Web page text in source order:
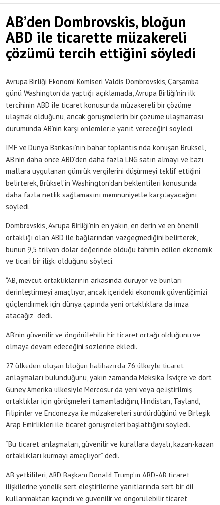
AB’den Dombrovskis, bloğun
ABD ile ticarette müzakereli
çözümü tercih ettiğini söyledi
Avrupa Birliği Ekonomi Komiseri Valdis Dombrovskis, Çarşamba
günü Washington’da yaptığı açıklamada, Avrupa Birliği’nin ilk
tercihinin ABD ile ticaret konusunda müzakereli bir çözüme
ulaşmak olduğunu, ancak görüşmelerin bir çözüme ulaşmaması
durumunda AB’nin karşı önlemlerle yanıt vereceğini söyledi.
IMF ve Dünya Bankası’nın bahar toplantısında konuşan Brüksel,
AB’nin daha önce ABD’den daha fazla LNG satın almayı ve bazı
mallara uygulanan gümrük vergilerini düşürmeyi teklif ettiğini
belirterek, Brüksel’in Washington’dan beklentileri konusunda
daha fazla netlik sağlamasını memnuniyetle karşılayacağını
söyledi.
Dombrovskis, Avrupa Birliği’nin en yakın, en derin ve en önemli
ortaklığı olan ABD ile bağlarından vazgeçmediğini belirterek,
bunun 9,5 trilyon dolar değerinde olduğu tahmin edilen ekonomik
ve ticari bir ilişki olduğunu söyledi.
“AB, mevcut ortaklıklarının arkasında duruyor ve bunları
derinleştirmeyi amaçlıyor, ancak içerideki ekonomik güvenliğimizi
güçlendirmek için dünya çapında yeni ortaklıklara da imza
atacağız” dedi.
AB’nin güvenilir ve öngörülebilir bir ticaret ortağı olduğunu ve
olmaya devam edeceğini sözlerine ekledi.
27 ülkeden oluşan bloğun halihazırda 76 ülkeyle ticaret
anlaşmaları bulunduğunu, yakın zamanda Meksika, İsviçre ve dört
Güney Amerika ülkesiyle Mercosur’da yeni veya geliştirilmiş
ortaklıklar için görüşmeleri tamamladığını, Hindistan, Tayland,
Filipinler ve Endonezya ile müzakereleri sürdürdüğünü ve Birleşik
Arap Emirlikleri ile ticaret görüşmeleri başlattığını söyledi.
“Bu ticaret anlaşmaları, güvenilir ve kurallara dayalı, kazan-kazan
ortaklıkları kurmayı amaçlıyor” dedi.
AB yetkilileri, ABD Başkanı Donald Trump’ın ABD-AB ticaret
ilişkilerine yönelik sert eleştirilerine yanıtlarında sert bir dil
kullanmaktan kaçındı ve güvenilir ve öngörülebilir ticaret